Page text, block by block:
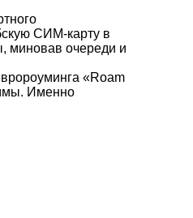
СИМ-карту в
миновав очереди и
«Roam
Именно